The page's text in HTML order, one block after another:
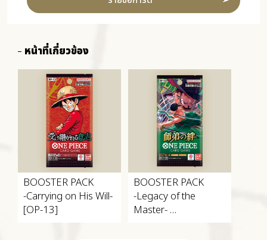
หน้าที่เกี่ยวข้อง
BOOSTER PACK
-Carrying on His Will-
[OP-13]
BOOSTER PACK
-Legacy of the
Master-